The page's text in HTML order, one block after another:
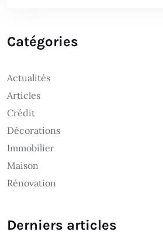
Catégories
Actualités
Articles
Crédit
Décorations
Immobilier
Maison
Rénovation
Derniers articles